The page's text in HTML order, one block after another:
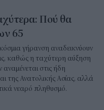
Πού θα
65
γήρανση αναδεικνύουν
καθώς η ταχύτερη αύξηση
στις ήδη
της Ανατολικής Ασίας, αλλά
νεαρό πληθυσμό.